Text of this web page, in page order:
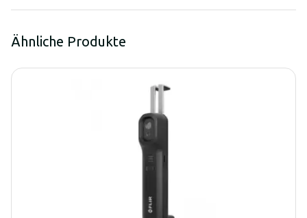
Ähnliche Produkte